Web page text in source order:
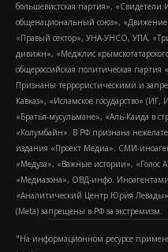
большевистская партия»,
общенациональный союз»,
«Правый сектор», УНА-УНСО, УПА,
дивижн», «Меджлис
общероссийская политическая
Признаны террористическими и
Кавказ», «Исламское государство»
«Братья-мусульмане», «Аль-Каида в
«Колумбайн». В РФ признана
издания «Проект Медиа». СМИ-
«Медуза», «Важные истории», «Голос
«Медиазона», ОВД-инфо.
«Аналитический Центр Юрия
(Metа) запрещены в РФ за экстремизм.
"На информационном ресурсе